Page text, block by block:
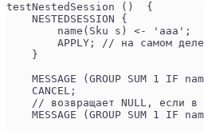
testNestedSession ()  {
    NESTEDSESSION {
        name(Sku s) <- 'aaa';
APPLY; // на самом
    }
MESSAGE (GROUP SUM 1 IF
    CANCEL;
// возвращает NULL, если
MESSAGE (GROUP SUM 1 IF